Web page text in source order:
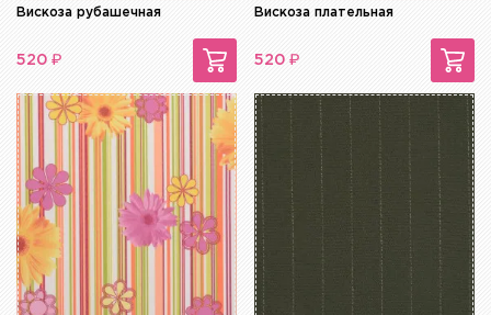
Вискоза рубашечная
520 ₽
Вискоза плательная
520 ₽